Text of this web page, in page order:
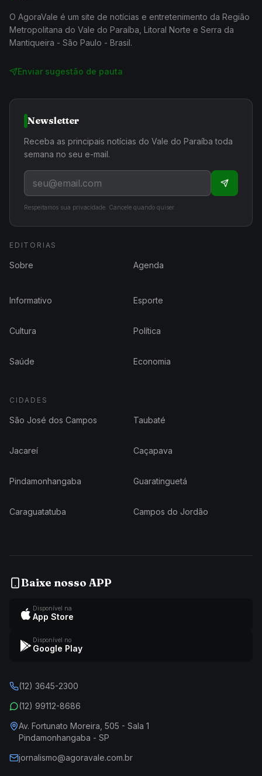
O AgoraVale é um site de notícias e entretenimento da Região
Metropolitana do Vale do Paraíba, Litoral Norte e Serra da
Mantiqueira - São Paulo - Brasil.
Enviar sugestão de pauta
Newsletter
Receba as principais notícias do Vale do Paraíba toda
semana no seu e-mail.
Respeitamos sua privacidade. Cancele quando quiser.
EDITORIAS
Sobre Agenda
Informativo Esporte
Cultura Política
Saúde Economia
CIDADES
São José dos Campos Taubaté
Jacareí Caçapava
Pindamonhangaba Guaratinguetá
Caraguatatuba Campos do Jordão
Baixe nosso APP
Disponível na
App Store
Disponível no
Google Play
(12) 3645-2300
(12) 99112-8686
Av. Fortunato Moreira, 505 - Sala 1
Pindamonhangaba - SP
jornalismo@agoravale.com.br